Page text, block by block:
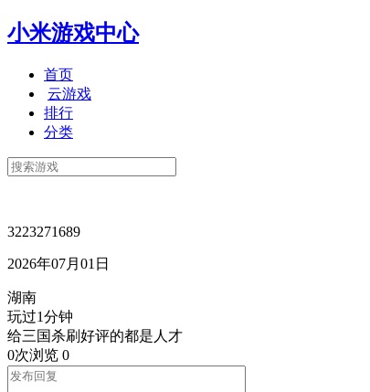
小米游戏中心
首页
云游戏
排行
分类
3223271689
2026年07月01日
湖南
玩过1分钟
给三国杀刷好评的都是人才
0次浏览 0